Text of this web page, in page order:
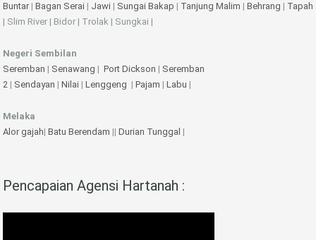
Buntar| Bagan Serai | Jawi | Sungai Bakap | Tanjung Malim | Behrang | Tapah
| Slim River | Bidor | Trolak | Sungkai |
Negeri Sembilan
Seremban | Senawang | Port Dickson | Seremban
2 | Sendayan | Nilai | Lenggeng | Pajam | Labu |
Melaka
Alor gajah| Batu Berendam || Durian Tunggal |
Pencapaian Agensi Hartanah :